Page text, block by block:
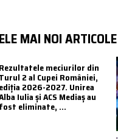
MAI NOI ARTICOLE
Rezultatele meciurilor din
Turul 2 al Cupei României,
ediția 2026-2027. Unirea
Iulia și ACS Mediaș au
fost eliminate, ...